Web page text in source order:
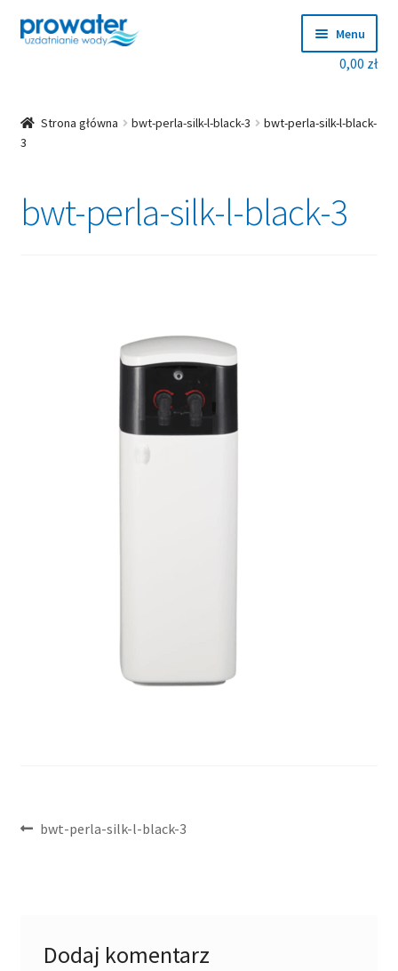
Przejdź
do
Przejdź
do
Menu
Rozwiń
Producenci
Rozwiń
Blog
0,00 zł
Strona główna bwt-perla-silk-l-black-3
bwt-perla-silk-l-black-
3
bwt-perla-silk-l-black-3
Nawigacja
Poprzedni
bwt-perla-silk-l-black-3
Dodaj komentarz